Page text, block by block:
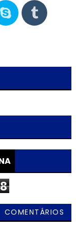
8
COMENTÁRIOS